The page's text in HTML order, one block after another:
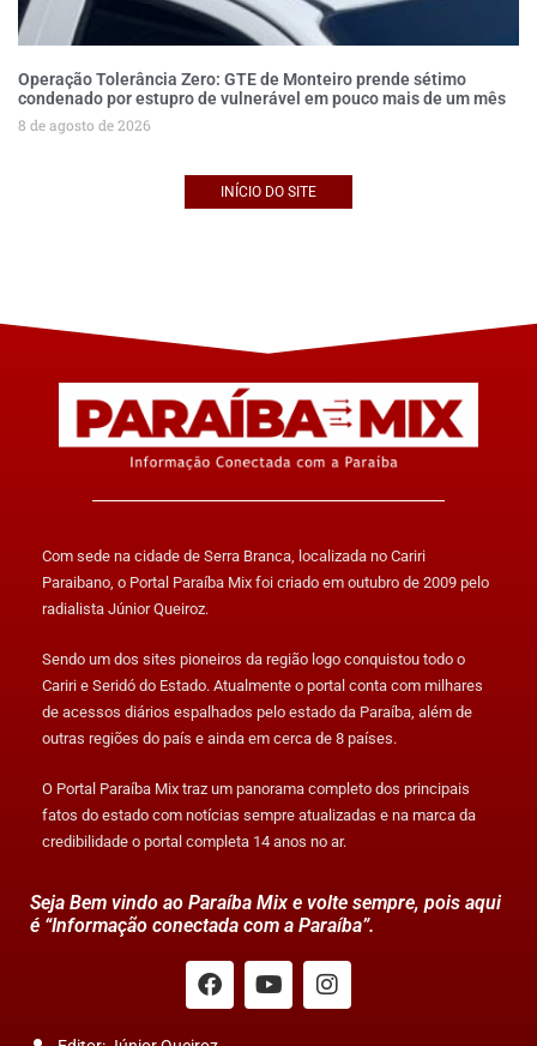
Operação Tolerância Zero: GTE de Monteiro prende sétimo
condenado por estupro de vulnerável em pouco mais de um mês
8 de agosto de 2026
INÍCIO DO SITE
Com sede na cidade de Serra Branca, localizada no Cariri
Paraibano, o Portal Paraíba Mix foi criado em outubro de 2009 pelo
radialista Júnior Queiroz.
Sendo um dos sites pioneiros da região logo conquistou todo o
Cariri e Seridó do Estado. Atualmente o portal conta com milhares
de acessos diários espalhados pelo estado da Paraíba, além de
outras regiões do país e ainda em cerca de 8 países.
O Portal Paraíba Mix traz um panorama completo dos principais
fatos do estado com notícias sempre atualizadas e na marca da
credibilidade o portal completa 14 anos no ar.
Seja Bem vindo ao Paraíba Mix e volte sempre, pois aqui
é “Informação conectada com a Paraíba”.